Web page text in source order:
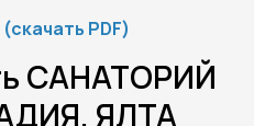
(скачать PDF)
САНАТОРИЙ
ЯЛТА